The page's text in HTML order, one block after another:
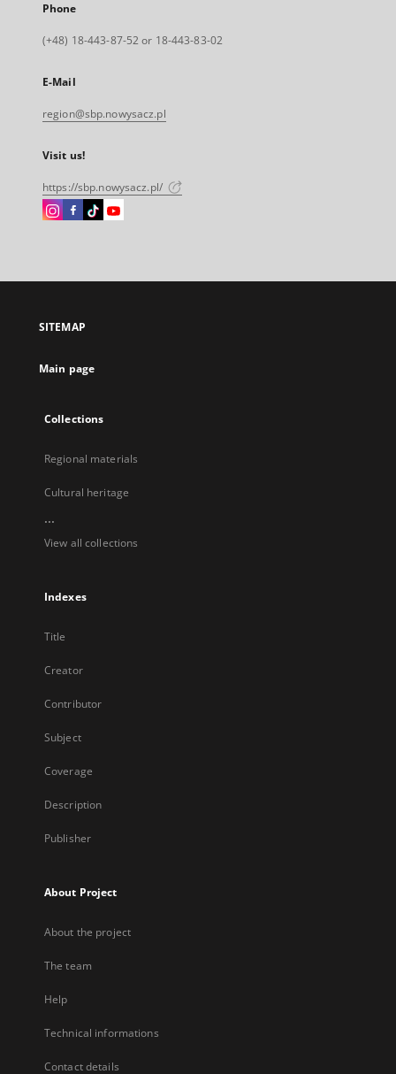
Phone
(+48) 18-443-87-52 or 18-443-83-02
E-Mail
region@sbp.nowysacz.pl
Visit us!
https://sbp.nowysacz.pl/
Instagram
open
new
Facebook
open
new
Instagram
open
new
Instagram
open
SITEMAP
Main page
Collections
Regional materials
Cultural heritage
...
View all collections
Indexes
Title
Creator
Contributor
Subject
Coverage
Description
Publisher
About Project
About the project
The team
Help
Technical informations
Contact details